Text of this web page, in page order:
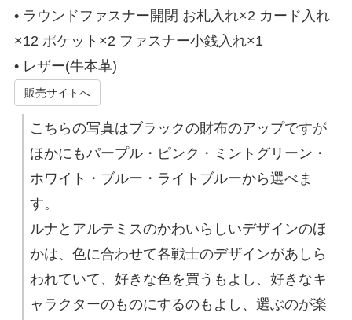
• ラウンドファスナー開閉 お札入れ×2 カード入れ
×12 ポケット×2 ファスナー小銭入れ×1
• レザー(牛本革)
販売サイトへ
こちらの写真はブラックの財布のアップですが
ほかにもパープル・ピンク・ミントグリーン・
ホワイト・ブルー・ライトブルーから選べま
す。
ルナとアルテミスのかわいらしいデザインのほ
かは、色に合わせて各戦士のデザインがあしら
われていて、好きな色を買うもよし、好きなキ
ャラクターのものにするのもよし、選ぶのが楽